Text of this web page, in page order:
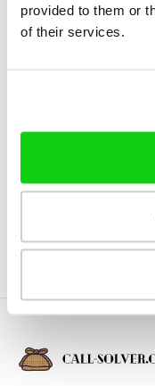
provided to them or
of their services.
użytkownik
chce włączyć
kontynuując
cookie.
nie będziemy w